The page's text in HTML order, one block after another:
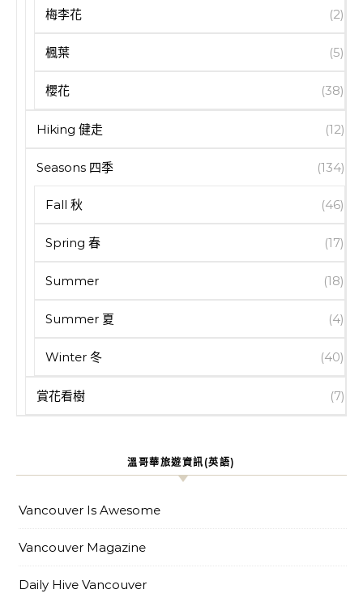
梅李花 (2)
楓葉 (5)
櫻花 (38)
Hiking 健走 (12)
Seasons 四季 (134)
Fall 秋 (46)
Spring 春 (17)
Summer (18)
Summer 夏 (4)
Winter 冬 (40)
賞花看樹 (7)
溫哥華旅遊資訊(英語)
Vancouver Is Awesome
Vancouver Magazine
Daily Hive Vancouver